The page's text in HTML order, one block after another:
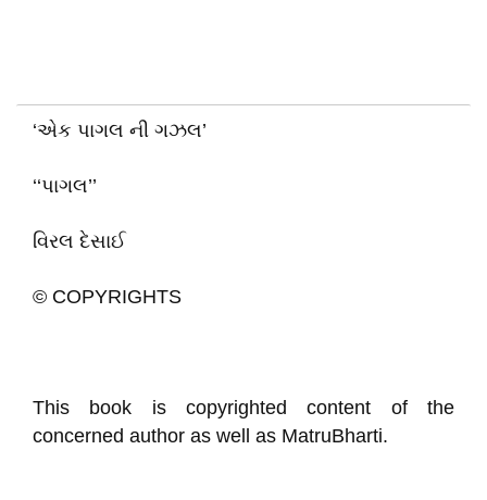
‘એક પાગલ ની ગઝલ’
‘‘પાગલ’’
વિરલ દેસાઈ
© COPYRIGHTS
This book is copyrighted content of the
concerned author as well as MatruBharti.